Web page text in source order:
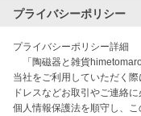
プライバシーポリシー
プライバシーポリシー詳細
「陶磁器と雑貨
当社をご利用していただく
ドレスなどお取引やご連絡
個人情報保護法を順守し、